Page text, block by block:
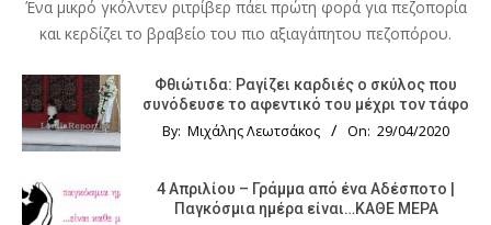
Ένα μικρό γκόλντεν ριτρίβερ πάει πρώτη φορά για πεζοπορία
και κερδίζει το βραβείο του πιο αξιαγάπητου πεζοπόρου.
Φθιώτιδα: Ραγίζει καρδιές ο σκύλος που
συνόδευσε το αφεντικό του μέχρι τον τάφο
By: Μιχάλης Λεωτσάκος On: 29/04/2020
4 Απριλίου – Γράμμα από ένα Αδέσποτο |
Παγκόσμια ημέρα είναι…ΚΑΘΕ ΜΕΡΑ